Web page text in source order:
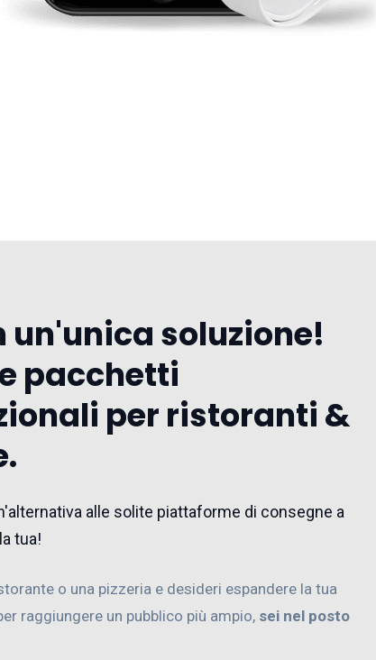
un'unica soluzione!
pacchetti
per ristoranti &
alle solite piattaforme di consegne a
tua!
o una pizzeria e desideri espandere la tua
raggiungere un pubblico più ampio, sei nel posto